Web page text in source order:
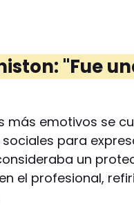
"Fue
más emotivos se
para
un
el profesional,